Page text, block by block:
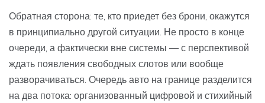
Обратная сторона: те, кто приедет без брони, окажутся
в принципиально другой ситуации. Не просто в конце
очереди, а фактически вне системы — с перспективой
ждать появления свободных слотов или вообще
разворачиваться. Очередь авто на границе разделится
на два потока: организованный цифровой и стихийный